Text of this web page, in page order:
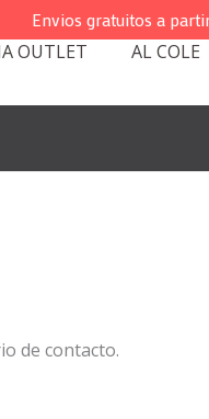
OUTLET AL COLE
de contacto.
Envios gratuitos a